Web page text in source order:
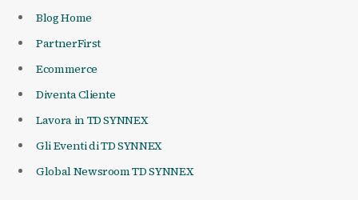
Blog Home
PartnerFirst
Ecommerce
Diventa Cliente
Lavora in TD SYNNEX
Gli Eventi di TD SYNNEX
Global Newsroom TD SYNNEX